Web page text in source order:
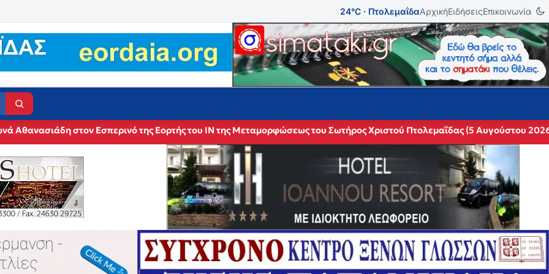
24°C · ΠτολεμαΐδαΑρχικήΕιδήσειςΕπικοινωνία
Αθανασιάδη στον Εσπερινό της Εορτής του ΙΝ της Μεταμορφώσεως του Σωτήρος Χριστού Πτολεμαΐδας (5 Αυγούστου